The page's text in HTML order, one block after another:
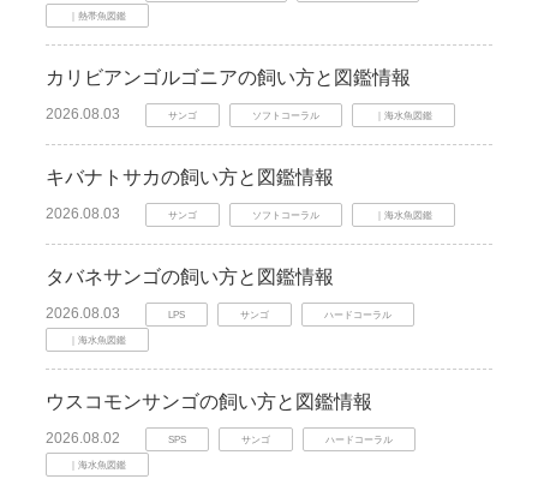
｜熱帯魚図鑑
カリビアンゴルゴニアの飼い方と図鑑情報
2026.08.03 サンゴ ソフトコーラル ｜海水魚図鑑
キバナトサカの飼い方と図鑑情報
2026.08.03 サンゴ ソフトコーラル ｜海水魚図鑑
タバネサンゴの飼い方と図鑑情報
2026.08.03 LPS サンゴ ハードコーラル
｜海水魚図鑑
ウスコモンサンゴの飼い方と図鑑情報
2026.08.02 SPS サンゴ ハードコーラル
｜海水魚図鑑